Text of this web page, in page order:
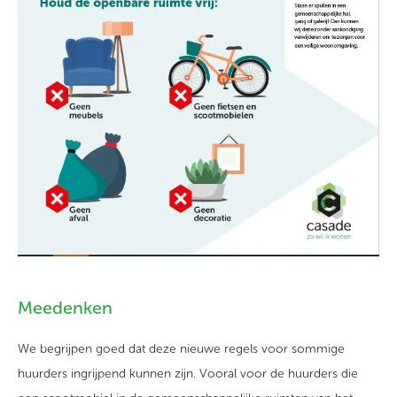
Meedenken
We begrijpen goed dat deze nieuwe regels voor sommige
huurders ingrijpend kunnen zijn. Vooral voor de huurders die